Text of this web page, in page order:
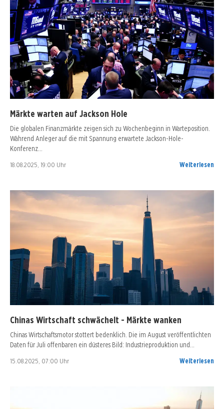
Märkte warten auf Jackson Hole
Die globalen Finanzmärkte zeigen sich zu Wochenbeginn in Warteposition.
Während Anleger auf die mit Spannung erwartete Jackson-Hole-
Konferenz…
18.08.2025, 19:00 Uhr Weiterlesen
Chinas Wirtschaft schwächelt - Märkte wanken
Chinas Wirtschaftsmotor stottert bedenklich. Die im August veröffentlichten
Daten für Juli offenbaren ein düsteres Bild: Industrieproduktion und…
15.08.2025, 07:00 Uhr Weiterlesen